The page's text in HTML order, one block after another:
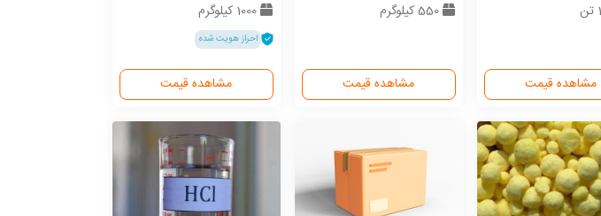
مشاهده قیمت
550 کیلوگرم
مشاهده قیمت
1000 کیلوگرم
احراز هویت شده
مشاهده قیمت